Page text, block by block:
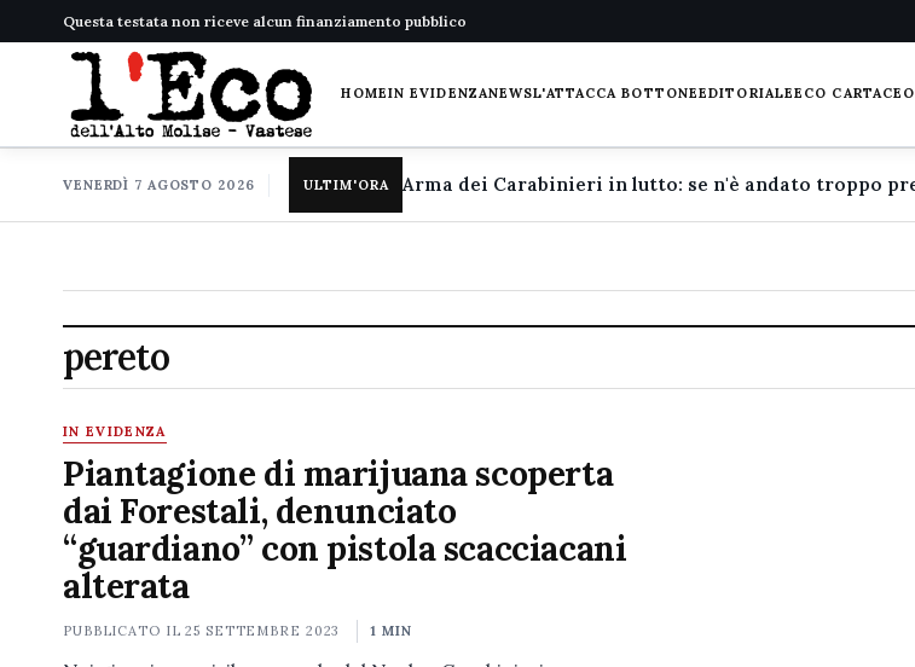
Questa testata non riceve alcun finanziamento pubblico
HOMEIN EVIDENZANEWSL'ATTACCA BOTTONEEDITORIALEECO CARTACEO
VENERDÌ 7 AGOSTO 2026 ULTIM'ORA
pereto
IN EVIDENZA
Piantagione di marijuana scoperta
dai Forestali, denunciato
“guardiano” con pistola scacciacani
alterata
PUBBLICATO IL25 SETTEMBRE 2023 1 MIN